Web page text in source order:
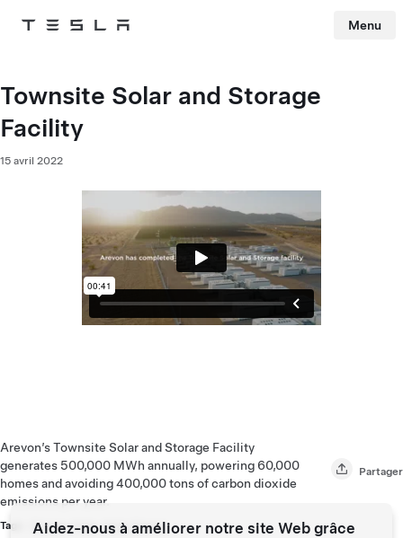
Tesla Menu
Townsite Solar and Storage
Facility
15 avril 2022
Arevon’s Townsite Solar and Storage Facility
generates 500,000 MWh annually, powering 60,000
homes and avoiding 400,000 tons of carbon dioxide
emissions per year.
Partager
Tags : Energy,Solar, Solar Energy
Aidez-nous à améliorer notre site Web grâce